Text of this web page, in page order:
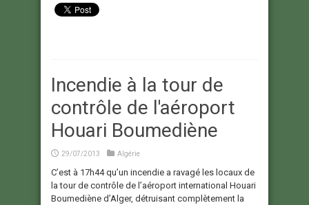
Incendie à la tour de
contrôle de l'aéroport
Houari Boumediène
29/07/2013 Algérie
C’est à 17h44 qu’un incendie a ravagé les locaux de
la tour de contrôle de l’aéroport international Houari
Boumediène d’Alger, détruisant complètement la